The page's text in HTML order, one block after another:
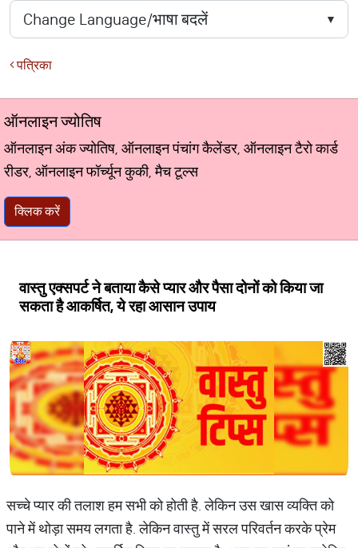
पत्रिका
ऑनलाइन ज्योतिष
ऑनलाइन अंक ज्योतिष, ऑनलाइन पंचांग कैलेंडर, ऑनलाइन टैरो कार्ड
रीडर, ऑनलाइन फॉर्च्यून कुकी, मैच टूल्स
क्लिक करें
वास्तु एक्सपर्ट ने बताया कैसे प्यार और पैसा दोनों को किया जा
सकता है आकर्षित, ये रहा आसान उपाय
सच्चे प्यार की तलाश हम सभी को होती है. लेकिन उस खास व्यक्ति को
पाने में थोड़ा समय लगता है. लेकिन वास्तु में सरल परिवर्तन करके प्रेम